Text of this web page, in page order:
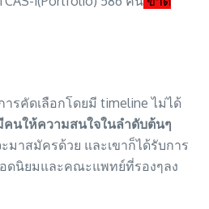
รคัดเลือกโดยมี timeline ไม่ได้
นให้ความสนใจในลำดับต้นๆ
มาสมัครด้วย และเขาก็ได้รับการ
ดนิยมและคณะแพทย์ที่รองๆลง